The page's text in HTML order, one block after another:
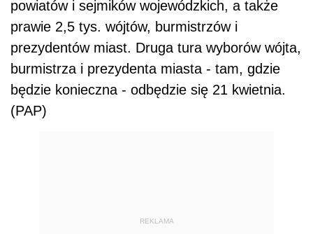
powiatów i sejmików wojewódzkich, a także
prawie 2,5 tys. wójtów, burmistrzów i
prezydentów miast. Druga tura wyborów wójta,
burmistrza i prezydenta miasta - tam, gdzie
będzie konieczna - odbędzie się 21 kwietnia.
(PAP)
REKLAMA